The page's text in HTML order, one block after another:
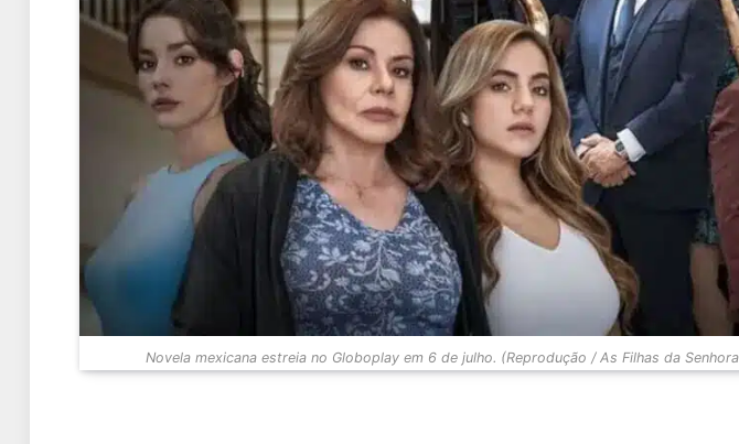
Novela mexicana estreia no Globoplay em 6 de julho. (Reprodução / As Filhas da